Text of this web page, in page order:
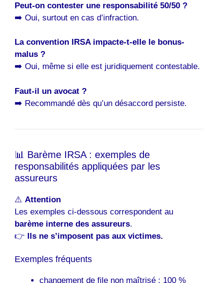
Peut-on contester une responsabilité 50/50 ?
➡️ Oui, surtout en cas d’infraction.
La convention IRSA impacte-t-elle le bonus-
malus ?
➡️ Oui, même si elle est juridiquement contestable.
Faut-il un avocat ?
➡️ Recommandé dès qu’un désaccord persiste.
📊 Barème IRSA : exemples de
responsabilités appliquées par les
assureurs
⚠️ Attention
Les exemples ci-dessous correspondent au
barème interne des assureurs.
👉 Ils ne s’imposent pas aux victimes.
Exemples fréquents
changement de file non maîtrisé : 100 %